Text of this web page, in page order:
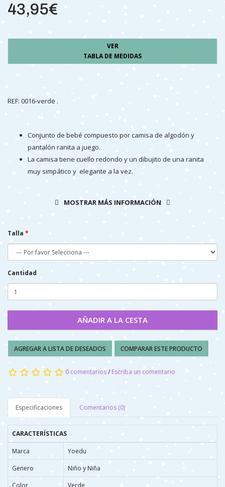
43,95€
VER
TABLA DE MEDIDAS
REF: 0016-verde .
Conjunto de bebé compuesto por camisa de algodón y
pantalón ranita a juego.
La camisa tiene cuello redondo y un dibujito de una ranita
muy simpático y elegante a la vez.
La camisa esta confeccionada en algodón 100% y el pantalón
en tejido poliester de primera calidad.
ocasión.
Fabricado en España
MOSTRAR MÁS INFORMACIÓN
Talla
Cantidad
AÑADIR A LA CESTA
AGREGAR A LISTA DE DESEADOS COMPARAR ESTE PRODUCTO
0 comentarios/ Escriba un comentario
Especificaciones Comentarios (0)
CARACTERÍSTICAS
Marca
Yoedu
Genero
Niño y Niña
Color
Verde